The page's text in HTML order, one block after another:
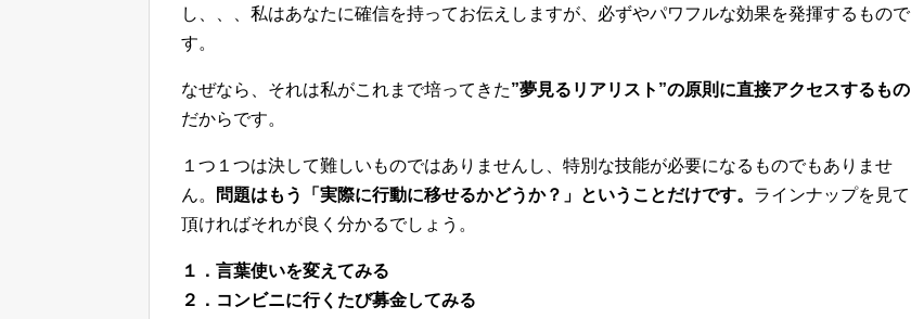
し、、、私はあなたに確信を持ってお伝えしますが、必ずやパワフルな効果を発揮するもので
す。
なぜなら、それは私がこれまで培ってきた”夢見るリアリスト”の原則に直接アクセスするもの
だからです。
１つ１つは決して難しいものではありませんし、特別な技能が必要になるものでもありませ
ん。
問題はもう「実際に行動に移せるかどうか？」ということだけです。 ラインナップを見て
頂ければそれが良く分かるでしょう。
１．言葉使いを変えてみる
２．コンビニに行くたび募金してみる